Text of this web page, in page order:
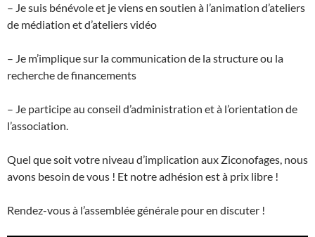
– Je suis bénévole et je viens en soutien à l’animation d’ateliers
de médiation et d’ateliers vidéo
– Je m’implique sur la communication de la structure ou la
recherche de financements
– Je participe au conseil d’administration et à l’orientation de
l’association.
Quel que soit votre niveau d’implication aux Ziconofages, nous
avons besoin de vous ! Et notre adhésion est à prix libre !
Rendez-vous à l’assemblée générale pour en discuter !